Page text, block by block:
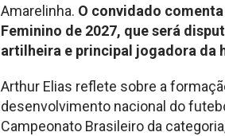
Amarelinha. O convidado
Feminino de 2027, que será
artilheira e principal jogadora da
Arthur Elias reflete sobre a
desenvolvimento nacional do
Campeonato Brasileiro da